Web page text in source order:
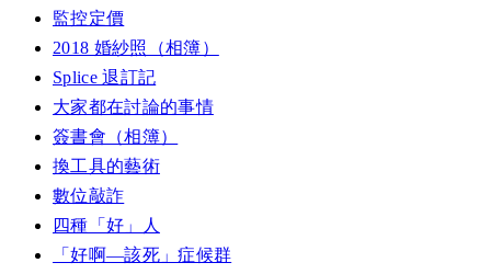
監控定價
2018 婚紗照（相簿）
Splice 退訂記
大家都在討論的事情
簽書會（相簿）
換工具的藝術
數位敲詐
四種「好」人
「好啊—該死」症候群